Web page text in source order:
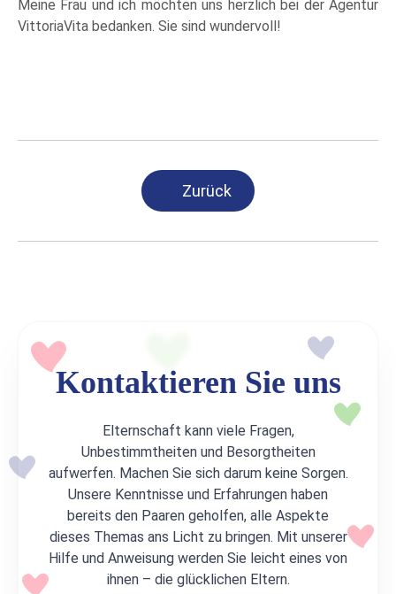
Meine Frau und ich möchten uns herzlich bei der Agentur
VittoriaVita bedanken. Sie sind wundervoll!
Zurück
Kontaktieren Sie uns
Elternschaft kann viele Fragen,
Unbestimmtheiten und Besorgtheiten
aufwerfen. Machen Sie sich darum keine Sorgen.
Unsere Kenntnisse und Erfahrungen haben
bereits den Paaren geholfen, alle Aspekte
dieses Themas ans Licht zu bringen. Mit unserer
Hilfe und Anweisung werden Sie leicht eines von
ihnen – die glücklichen Eltern.